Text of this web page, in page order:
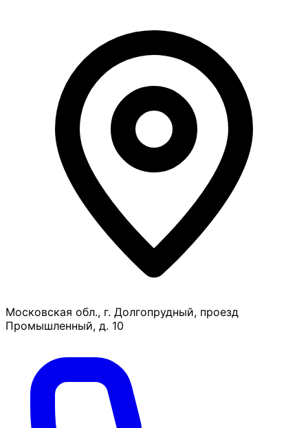
Московская обл., г. Долгопрудный, проезд
Промышленный, д. 10